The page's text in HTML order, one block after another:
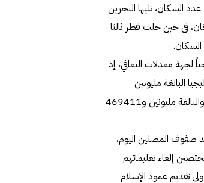
إلى 85.66% من الفئات المستهدفة و75.30% من عدد السكان، تليها البحرين
و72.13% من عدد السكان، في حين حلت قطر ثالثا
لجهة معدلات التعافي، إذ
التعافي خليجيا البالغة مليونين
و417636 حالة بنسبة 97.9% من اجمالي عدد الاصابات الخليجية المسجلة والبالغة مليونين و469411
صفوف المصلين اليوم،
إلغاء تعليماتهم
تقديم عمود الإسلام